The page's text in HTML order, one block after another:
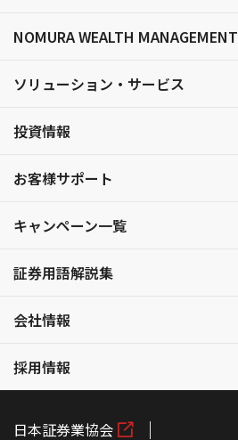
NOMURA WEALTH MANAGEMENT
ソリューション・サービス
投資情報
お客様サポート
キャンペーン一覧
証券用語解説集
会社情報
採用情報
日本証券業協会